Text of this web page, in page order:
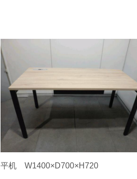
平机 W1400×D700×H720